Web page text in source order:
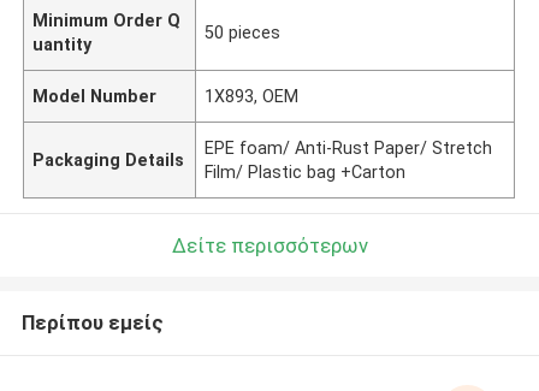
Minimum Order Q
uantity
50 pieces
Model Number 1X893, OEM
Packaging Details
EPE foam/ Anti-Rust Paper/ Stretch
Film/ Plastic bag +Carton
Δείτε περισσότερων
Περίπου εμείς